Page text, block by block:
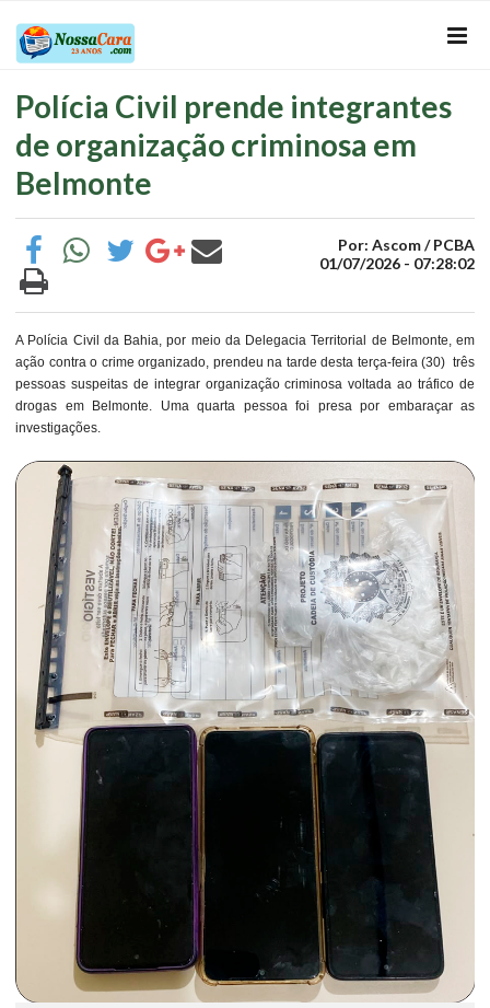
Polícia Civil prende integrantes
de organização criminosa em
Belmonte
Por: Ascom / PCBA
01/07/2026 - 07:28:02
A Polícia Civil da Bahia, por meio da Delegacia Territorial de Belmonte, em
ação contra o crime organizado, prendeu na tarde desta terça-feira (30) três
pessoas suspeitas de integrar organização criminosa voltada ao tráfico de
drogas em Belmonte. Uma quarta pessoa foi presa por embaraçar as
investigações.